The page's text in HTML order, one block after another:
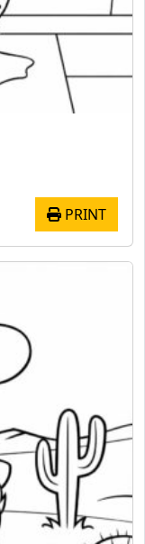
PRINT